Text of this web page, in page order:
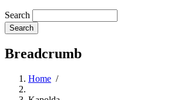
Search
Breadcrumb
Home /